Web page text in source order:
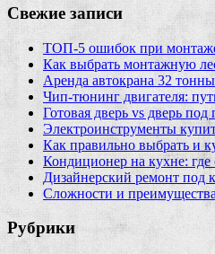
Свежие записи
ТОП-5 ошибок при монтаже
Как выбрать монтажную
Аренда автокрана 32
Чип‑тюнинг двигателя:
Готовая дверь vs дверь
Электроинструменты
Как правильно выбрать и
Кондиционер на кухне:
Дизайнерский ремонт под
Сложности и преимущества
Рубрики